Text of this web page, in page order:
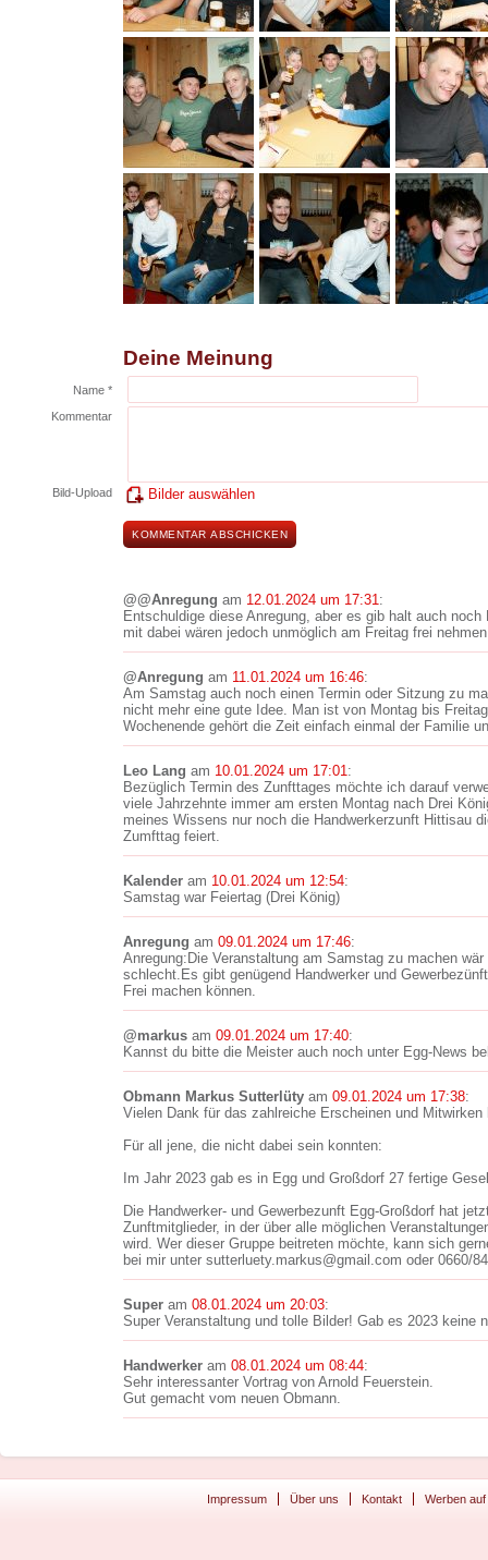
Deine Meinung
Name *
Kommentar
Bild-Upload Bilder auswählen
@@Anregung am 12.01.2024 um 17:31:
Entschuldige diese Anregung, aber es gib halt auch
mit dabei wären jedoch unmöglich am Freitag frei
@Anregung am 11.01.2024 um 16:46:
Am Samstag auch noch einen Termin oder Sitzung zu
nicht mehr eine gute Idee. Man ist von Montag bis
Wochenende gehört die Zeit einfach einmal der Familie
Leo Lang am 10.01.2024 um 17:01:
Bezüglich Termin des Zunfttages möchte ich darauf
viele Jahrzehnte immer am ersten Montag nach Drei
meines Wissens nur noch die Handwerkerzunft Hittisau
Zumfttag feiert.
Kalender am 10.01.2024 um 12:54:
Samstag war Feiertag (Drei König)
Anregung am 09.01.2024 um 17:46:
Anregung:Die Veranstaltung am Samstag zu machen
schlecht.Es gibt genügend Handwerker und
Frei machen können.
@markus am 09.01.2024 um 17:40:
Kannst du bitte die Meister auch noch unter Egg-News
Obmann Markus Sutterlüty am 09.01.2024 um 17:38:
Vielen Dank für das zahlreiche Erscheinen und
Für all jene, die nicht dabei sein konnten:
Im Jahr 2023 gab es in Egg und Großdorf 27 fertige
Die Handwerker- und Gewerbezunft Egg-Großdorf hat
Zunftmitglieder, in der über alle möglichen
wird. Wer dieser Gruppe beitreten möchte, kann sich
bei mir unter sutterluety.markus@gmail.com oder 0660/
Super am 08.01.2024 um 20:03:
Super Veranstaltung und tolle Bilder! Gab es 2023 keine
Handwerker am 08.01.2024 um 08:44:
Sehr interessanter Vortrag von Arnold Feuerstein.
Gut gemacht vom neuen Obmann.
Impressum Über uns Kontakt Werben